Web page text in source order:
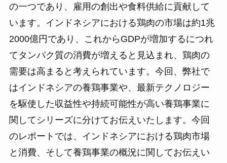
の一つであり、雇用の創出や食料供給に貢献して
います。インドネシアにおける鶏肉の市場は約1兆
2000億円であり、これからGDPが増加するにつれ
てタンパク質の消費が増えると見込まれ、鶏肉の
需要は高まると考えられています。今回、弊社で
はインドネシアの養鶏事業や、最新テクノロジー
を駆使した収益性や持続可能性が高い養鶏事業に
関してシリーズに分けてお伝えいたします。今回
のレポートでは、インドネシアにおける鶏肉市場
と消費、そして養鶏事業の概況に関してお伝えい